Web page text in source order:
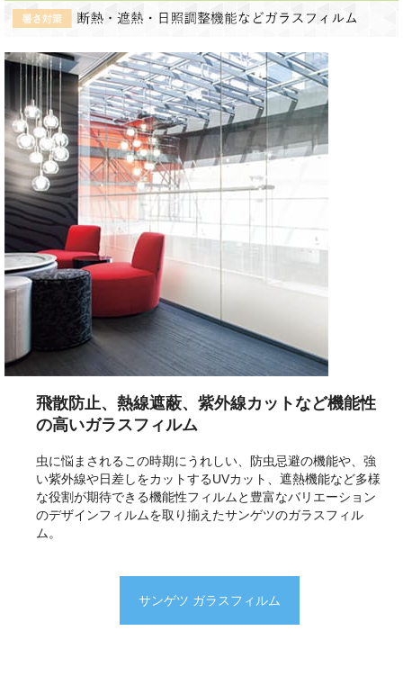
飛散防止、熱線遮蔽、紫外線カットなど機能性
の高いガラスフィルム
虫に悩まされるこの時期にうれしい、防虫忌避の機能や、強
い紫外線や日差しをカットするUVカット、遮熱機能など多様
な役割が期待できる機能性フィルムと豊富なバリエーション
のデザインフィルムを取り揃えたサンゲツのガラスフィル
ム。
サンゲツ ガラスフィルム